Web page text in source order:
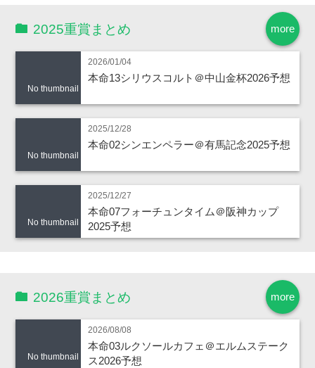
more
2025重賞まとめ
No thumbnail
2026/01/04
本命13シリウスコルト＠中山金杯2026予想
No thumbnail
2025/12/28
本命02シンエンペラー＠有馬記念2025予想
No thumbnail
2025/12/27
本命07フォーチュンタイム＠阪神カップ
2025予想
more
2026重賞まとめ
No thumbnail
2026/08/08
本命03ルクソールカフェ＠エルムステーク
ス2026予想